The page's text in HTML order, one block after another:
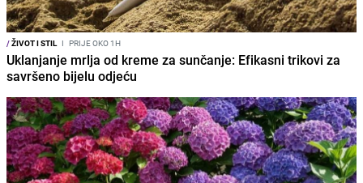
/ŽIVOT I STIL I PRIJE OKO 1H
Uklanjanje mrlja od kreme za sunčanje: Efikasni trikovi za
savršeno bijelu odjeću